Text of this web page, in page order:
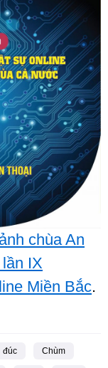
chùa An
IX
Miền Bắc.
đúc Chùm